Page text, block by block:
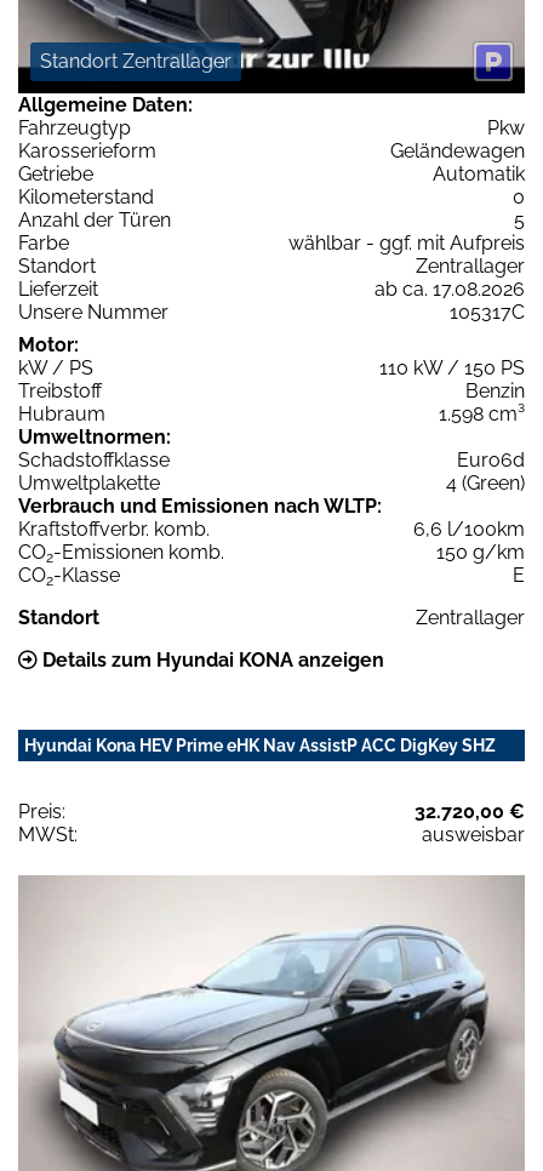
Standort Zentrallager
Allgemeine Daten:
Fahrzeugtyp
Pkw
Karosserieform
Geländewagen
Getriebe
Automatik
Kilometerstand
0
Anzahl der Türen
5
Farbe
wählbar - ggf. mit Aufpreis
Standort
Zentrallager
Lieferzeit
ab ca. 17.08.2026
Unsere Nummer
105317C
Motor:
kW / PS
110 kW / 150 PS
Treibstoff
Benzin
Hubraum
1.598 cm³
Umweltnormen:
Schadstoffklasse
Euro6d
Umweltplakette
4 (Green)
Verbrauch und Emissionen nach WLTP:
Kraftstoffverbr. komb.
6,6 l/100km
CO2-Emissionen komb.
150 g/km
CO2-Klasse
E
Standort
Zentrallager
Details zum Hyundai KONA anzeigen
Hyundai Kona HEV Prime eHK Nav AssistP ACC DigKey SHZ
Preis:
32.720,00 €
MWSt:
ausweisbar